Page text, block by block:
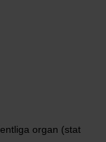
organ (stat